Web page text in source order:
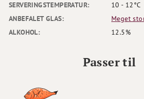
SERVERINGSTEMPERATUR:
10 - 12°C
ANBEFALET GLAS:
Meget
ALKOHOL:
12.5%
Passer til